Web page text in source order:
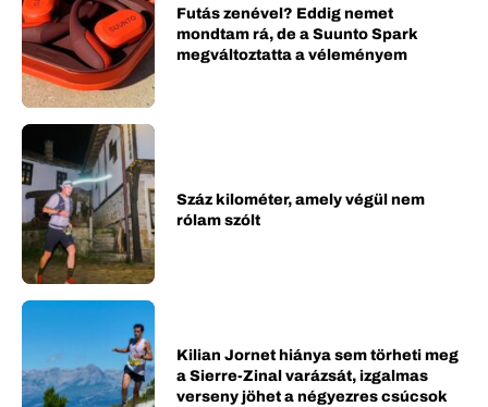
Futás zenével? Eddig nemet
mondtam rá, de a Suunto Spark
megváltoztatta a véleményem
Száz kilométer, amely végül nem
rólam szólt
Kilian Jornet hiánya sem törheti meg
a Sierre-Zinal varázsát, izgalmas
verseny jöhet a négyezres csúcsok